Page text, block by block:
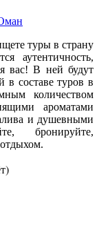
туры в страну
аутентичность,
вас! В ней будут
в составе туров в
количеством
ароматами
и душевными
бронируйте,